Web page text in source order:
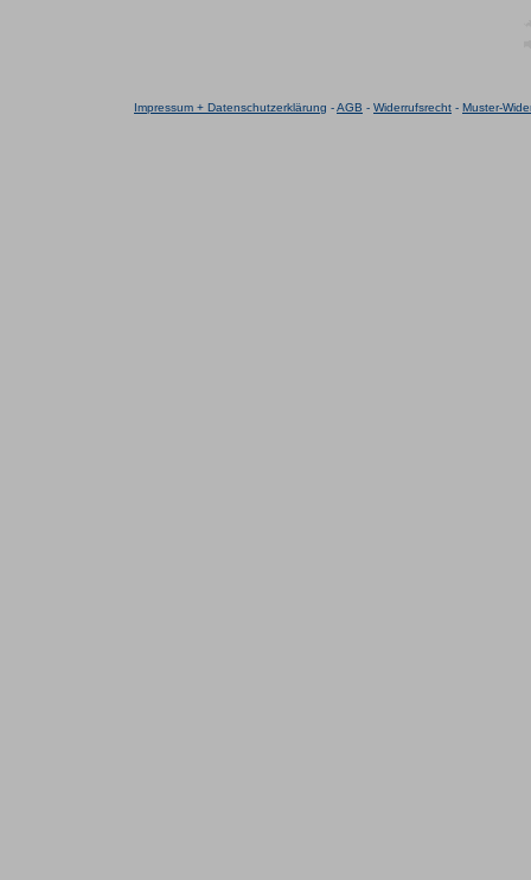
Impressum + Datenschutzerklärung -AGB - Widerrufsrecht - Muster-